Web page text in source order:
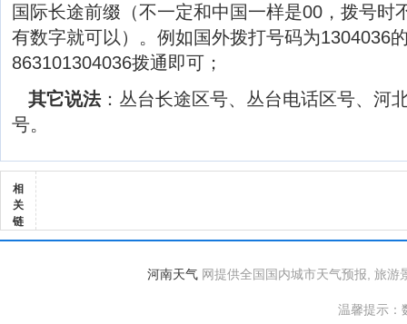
国际长途前缀（不一定和中国一样是00，拨号时
有数字就可以）。例如国外拨打号码为1304036
863101304036拨通即可；
其它说法：丛台长途区号、丛台电话区号、河
号。
相
关
链
河南天气 网提供全国国内城市天气预报, 旅游
温馨提示：